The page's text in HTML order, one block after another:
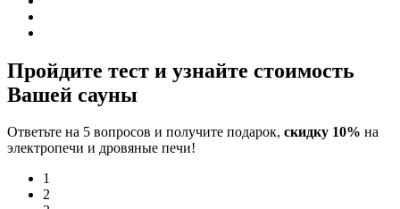
Пройдите тест и узнайте стоимость
Вашей сауны
Ответьте на 5 вопросов и получите подарок, скидку 10% на
электропечи и дровяные печи!
1
2